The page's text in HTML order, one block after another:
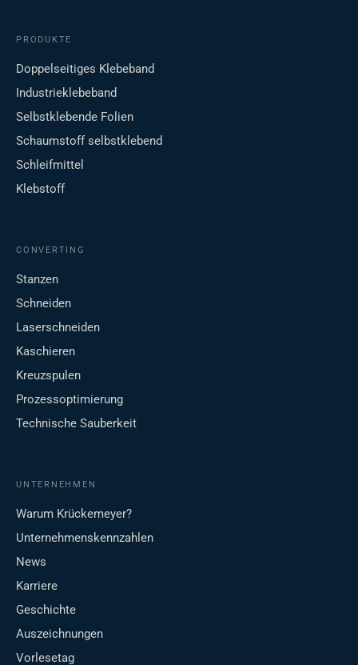
PRODUKTE
Doppelseitiges Klebeband
Industrieklebeband
Selbstklebende Folien
Schaumstoff selbstklebend
Schleifmittel
Klebstoff
CONVERTING
Stanzen
Schneiden
Laserschneiden
Kaschieren
Kreuzspulen
Prozessoptimierung
Technische Sauberkeit
UNTERNEHMEN
Warum Krückemeyer?
Unternehmenskennzahlen
News
Karriere
Geschichte
Auszeichnungen
Vorlesetag